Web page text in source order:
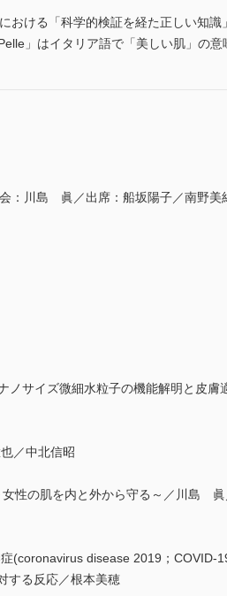
おける「科学的検証を経た正しい知
」はイタリア語で「美しい肌」の意
：川島 眞／出席：船坂陽子／南野美
イズ微細水粒子の機能解明と皮膚
／中北信昭
性の肌を内と外から守る～／川島
disease 2019；COVID-
る反応／根本美穂